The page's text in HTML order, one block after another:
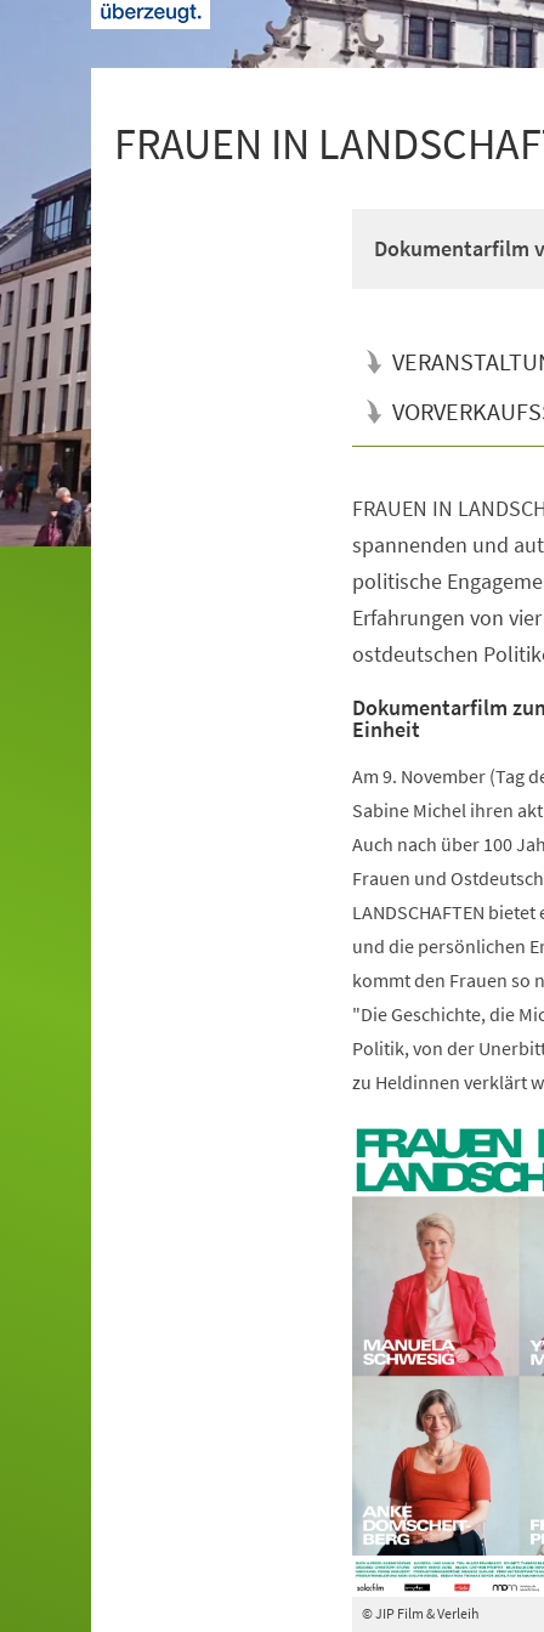
FRAUEN IN
Dokumentarfilm
FRAUEN IN
spannenden und
politische
Erfahrungen von
ostdeutschen
Dokumentarfilm
Einheit
Am 9. November (Tag
Sabine Michel ihren
Auch nach über 100
Frauen und
LANDSCHAFTEN
und die persönlichen
kommt den Frauen so
"Die Geschichte, die
Politik, von der
zu Heldinnen verklärt
© JIP Film & Verleih